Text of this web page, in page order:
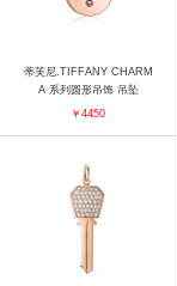
蒂芙尼.TIFFANY CHARM
A 系列圆形吊饰 吊坠
￥4450